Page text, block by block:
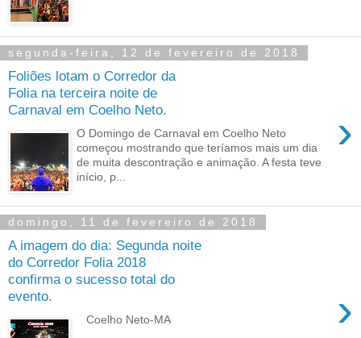
segunda-feira, 12 de fevereiro de 2018
Foliões lotam o Corredor da
Folia na terceira noite de
Carnaval em Coelho Neto.
›
O Domingo de Carnaval em Coelho Neto
começou mostrando que teríamos mais um dia
de muita descontração e animação. A festa teve
início, p...
domingo, 11 de fevereiro de 2018
A imagem do dia: Segunda noite
do Corredor Folia 2018
confirma o sucesso total do
evento.
›
Coelho Neto-MA